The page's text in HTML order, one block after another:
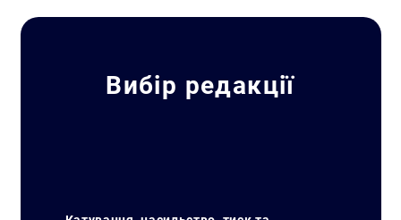
Вибір редакції